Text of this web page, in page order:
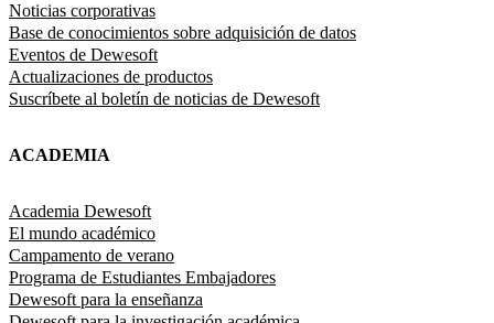
Noticias corporativas
Base de conocimientos sobre adquisición de datos
Eventos de Dewesoft
Actualizaciones de productos
Suscríbete al boletín de noticias de Dewesoft
ACADEMIA
Academia Dewesoft
El mundo académico
Campamento de verano
Programa de Estudiantes Embajadores
Dewesoft para la enseñanza